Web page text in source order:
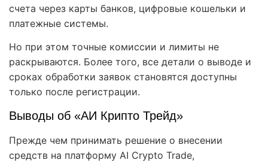
счета через карты банков, цифровые кошельки и
платежные системы.
Но при этом точные комиссии и лимиты не
раскрываются. Более того, все детали о выводе и
сроках обработки заявок становятся доступны
только после регистрации.
Выводы об «АИ Крипто Трейд»
Прежде чем принимать решение о внесении
средств на платформу AI Crypto Trade,